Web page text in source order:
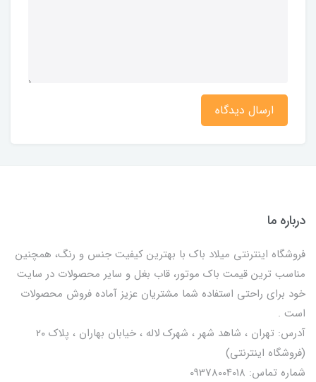
ارسال دیدگاه
درباره ما
فروشگاه اینترنتی میلاد باک با بهترین کیفیت جنس و رنگ، همچنین
مناسب ترین قیمت باک موتور، قاب بغل و سایر محصولات در سایت
خود برای راحتی استفاده شما مشتریان عزیز آماده فروش محصولات
است .
آدرس: تهران ، شاهد شهر ، شهرک لاله ، خیابان بهاران ، پلاک ۲۰
(فروشگاه اینترنتی)
شماره تماس: 09378004018